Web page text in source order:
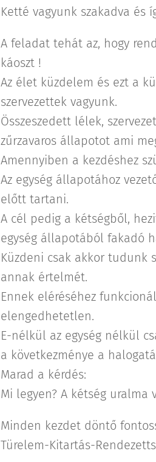
Ketté vagyunk szakadva és
A feladat tehát az, hogy
káoszt !
Az élet küzdelem és ezt a
szervezettek vagyunk.
Összeszedett lélek,
zűrzavaros állapotot ami
Amennyiben a kezdéshez
Az egység állapotához
előtt tartani.
A cél pedig a kétségből,
egység állapotából fakadó
Küzdeni csak akkor tudunk
annak értelmét.
Ennek eléréséhez
elengedhetetlen.
E-nélkül az egység nélkül
a következménye a
Marad a kérdés:
Mi legyen? A kétség uralma
Minden kezdet döntő
Türelem-Kitartás-